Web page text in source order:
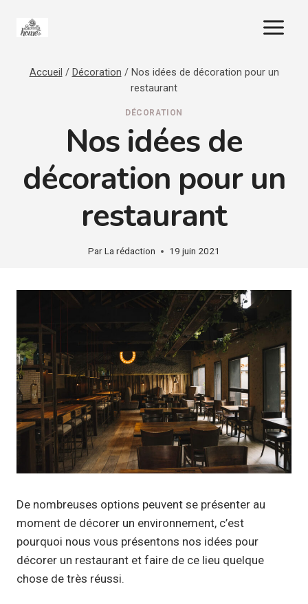
Accueil / Décoration / Nos idées de décoration pour un
restaurant
DÉCORATION
Nos idées de
décoration pour un
restaurant
ParLa rédaction 19 juin 2021
De nombreuses options peuvent se présenter au
moment de décorer un environnement, c’est
pourquoi nous vous présentons nos idées pour
décorer un restaurant et faire de ce lieu quelque
chose de très réussi.